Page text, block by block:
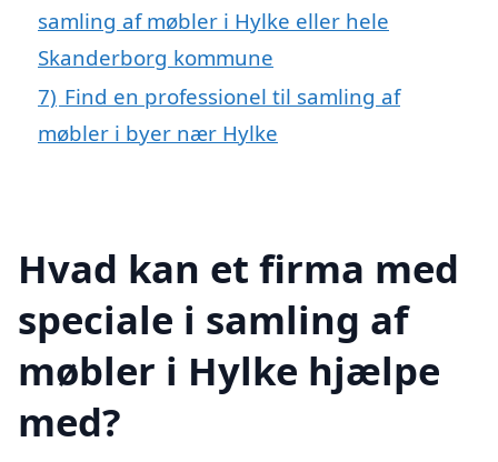
samling af møbler i Hylke eller hele
Skanderborg kommune
7) Find en professionel til samling af
møbler i byer nær Hylke
Hvad kan et firma med
speciale i samling af
møbler i Hylke hjælpe
med?